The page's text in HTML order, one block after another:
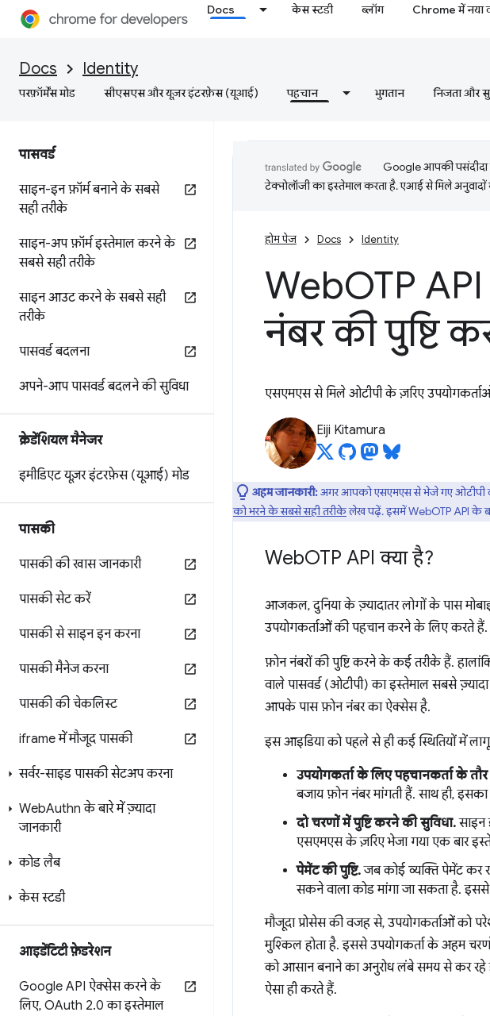
Docs केस स्टडी ब्लॉग Chrome में नया
Docs Identity
परफ़ॉर्मेंस मोड सीएसएस और यूज़र इंटरफ़ेस (यूआई) पहचान भुगतान निजता और
पासवर्ड
साइन-इन फ़ॉर्म बनाने के सबसे
सही तरीके
साइन-अप फ़ॉर्म इस्तेमाल करने के
सबसे सही तरीके
साइन आउट करने के सबसे सही
तरीके
पासवर्ड बदलना
अपने-आप पासवर्ड बदलने की सुविधा
क्रेडेंशियल मैनेजर
इमीडिएट यूज़र इंटरफ़ेस (यूआई) मोड
पासकी
पासकी की खास जानकारी
पासकी सेट करें
पासकी से साइन इन करना
पासकी मैनेज करना
पासकी की चेकलिस्ट
iframe में मौजूद पासकी
सर्वर-साइड पासकी सेटअप करना
WebAuthn के बारे में ज़्यादा
जानकारी
कोड लैब
केस स्टडी
आइडेंटिटी फ़ेडरेशन
Google API ऐक्सेस करने के
लिए, OAuth 2.0 का इस्तेमाल
Google आपकी पसंदीदा
टेक्नोलॉजी का इस्तेमाल करता है. एआई से मिले अनुवादों
होम पेज Docs Identity
WebOTP
नंबर की पुष्टि
एसएमएस से मिले ओटीपी के ज़रिए
Eiji Kitamura
अहम जानकारी:अगर आपको एसएमएस से भेजे गए ओटीपी
को भरने के सबसे सही तरीकेलेख पढ़ें. इसमें WebOTP API के
WebOTP API क्या है?
आजकल, दुनिया के ज़्यादातर लोगों के पास
उपयोगकर्ताओं की पहचान करने के लिए करते हैं.
फ़ोन नंबरों की पुष्टि करने के कई तरीके हैं.
वाले पासवर्ड (ओटीपी) का इस्तेमाल सबसे
आपके पास फ़ोन नंबर का ऐक्सेस है.
इस आइडिया को पहले से ही कई स्थितियों में
उपयोगकर्ता के लिए पहचानकर्ता के
बजाय फ़ोन नंबर मांगती हैं. साथ ही,
दो चरणों में पुष्टि करने की सुविधा.साइन
एसएमएस के ज़रिए भेजा गया एक बार
पेमेंट की पुष्टि.जब कोई व्यक्ति पेमेंट कर
सकने वाला कोड मांगा जा सकता है. इससे
मौजूदा प्रोसेस की वजह से, उपयोगकर्ताओं को
मुश्किल होता है. इससे उपयोगकर्ता के अहम
को आसान बनाने का अनुरोध लंबे समय से कर
ऐसा ही करते हैं.